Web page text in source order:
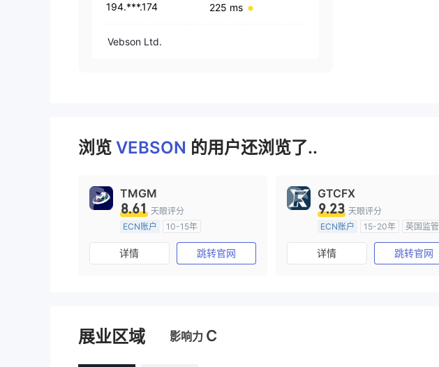
194.***.174 225 ms
Vebson Ltd.
浏览 VEBSON 的用户还浏览了..
TMGM
8.61 天眼评分
ECN账户
10-15年
澳大利亚监管
全牌照 (MM)
主标MT4
详情 跳转官网
GTCFX
9.23 天眼评分
ECN账户
15-20年
英国监管
全牌照 (MM)
主标MT4
详情 跳转官网
展业区域 影响力 C